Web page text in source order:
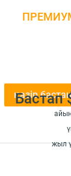
Бастап
жыл
қазір